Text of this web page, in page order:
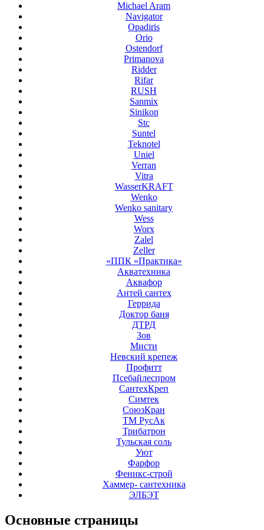
Michael Aram
Navigator
Opadiris
Orio
Ostendorf
Primanova
Ridder
Rifar
RUSH
Sanmix
Sinikon
Stc
Suntel
Teknotel
Uniel
Verran
Vitra
WasserKRAFT
Wenko
Wenko sanitary
Wess
Worx
Zalel
Zeller
«ППК «Практика»
Акватехника
Аквафор
Антей сантех
Геррида
Доктор баня
ДТРД
Зов
Мисти
Невский крепеж
Профитт
Псебайлеспром
СантехКреп
Симтек
СоюзКран
ТМ РусАк
Трибатрон
Тульская соль
Уют
Фарфор
Феникс-строй
Хаммер- сантехника
ЭЛБЭТ
Основные страницы